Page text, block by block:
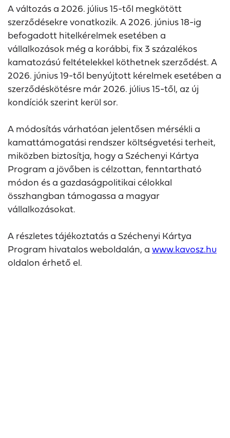
A változás a 2026. július 15-től megkötött
szerződésekre vonatkozik. A 2026. június 18-ig
befogadott hitelkérelmek esetében a
vállalkozások még a korábbi, fix 3 százalékos
kamatozású feltételekkel köthetnek szerződést. A
2026. június 19-től benyújtott kérelmek esetében a
szerződéskötésre már 2026. július 15-től, az új
kondíciók szerint kerül sor.
A módosítás várhatóan jelentősen mérsékli a
kamattámogatási rendszer költségvetési terheit,
miközben biztosítja, hogy a Széchenyi Kártya
Program a jövőben is célzottan, fenntartható
módon és a gazdaságpolitikai célokkal
összhangban támogassa a magyar
vállalkozásokat.
A részletes tájékoztatás a Széchenyi Kártya
Program hivatalos weboldalán, awww.kavosz.hu
oldalon érhető el.